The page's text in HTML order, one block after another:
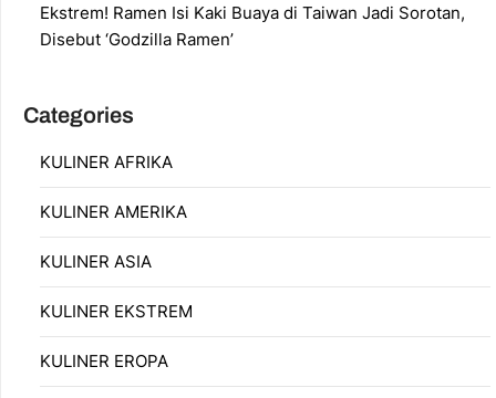
Ekstrem! Ramen Isi Kaki Buaya di Taiwan Jadi Sorotan,
Disebut ‘Godzilla Ramen’
Categories
KULINER AFRIKA
KULINER AMERIKA
KULINER ASIA
KULINER EKSTREM
KULINER EROPA